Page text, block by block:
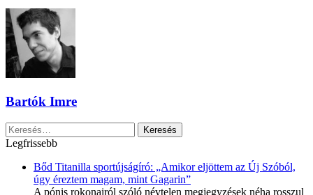
Bartók Imre
Keresés:
Legfrissebb
Bőd Titanilla sportújságíró: „Amikor eljöttem az Új Szóból,
úgy éreztem magam, mint Gagarin”
A pónis rokonairól szóló névtelen megjegyzések néha rosszul